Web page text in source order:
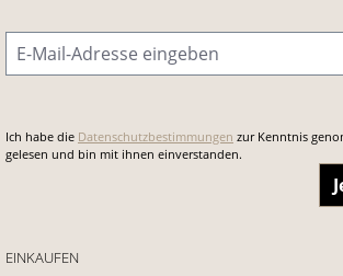
E-Mail-Adresse
Ich habe die Datenschutzbestimmungen zur Kenntnis
gelesen und bin mit ihnen einverstanden.
EINKAUFEN